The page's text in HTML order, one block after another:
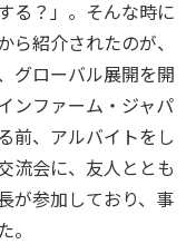
る？」。そんな時に
紹介されたのが、
グローバル展開を開
ンファーム・ジャパ
前、アルバイトをし
流会に、友人ととも
が参加しており、事